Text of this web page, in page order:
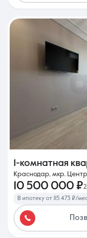
1-комнатная
Краснодар, мкр.
10 500 000 ₽
В ипотеку от 115 473 ₽/мес